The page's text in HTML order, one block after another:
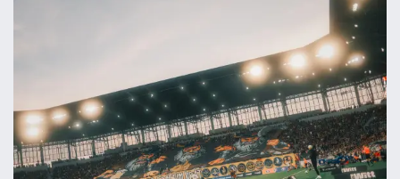
motoryczne przeszło 240 zawodników kategorii Orlik i